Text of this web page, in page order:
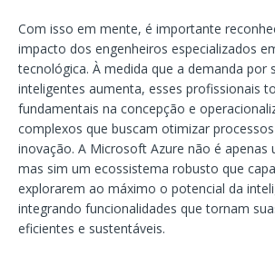
Com isso em mente, é importante
impacto dos engenheiros especializados
tecnológica. À medida que a demanda por
inteligentes aumenta, esses profissionais
fundamentais na concepção e
complexos que buscam otimizar
inovação. A Microsoft Azure não é apenas
mas sim um ecossistema robusto que
explorarem ao máximo o potencial da
integrando funcionalidades que tornam
eficientes e sustentáveis.